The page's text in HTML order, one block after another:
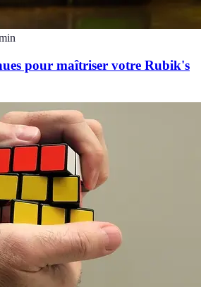
pour maîtriser votre Rubik's